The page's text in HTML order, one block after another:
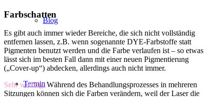
Blog
Termin
Farbschatten
Es gibt auch immer wieder Bereiche, die sich nicht vollständig
entfernen lassen, z.B. wenn sogenannte DYE-Farbstoffe statt
Pigmenten benutzt werden und die Farbe verlaufen ist – so etwas
lässt sich im besten Fall dann mit einer neuen Pigmentierung
(„Cover-up“) abdecken, allerdings auch nicht immer.
Sehr wichtig:Während des Behandlungsprozesses in mehreren
Sitzungen können sich die Farben verändern, weil der Laser die